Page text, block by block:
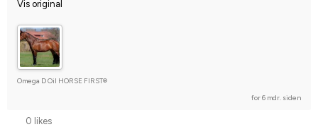
Vis original
Omega D Oil HORSE FIRST®
for 6 mdr. siden
0 likes